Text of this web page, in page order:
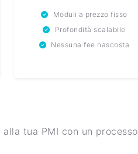
Moduli a prezzo fisso
Profondità scalabile
Nessuna fee nascosta
tua PMI con un processo